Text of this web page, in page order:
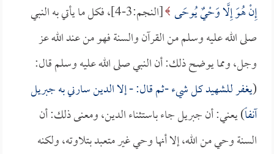
إِنْ هُوَ إِلَّا وَحْيٌ يُوحَى
[النجم:3-4]، فكل ما يأتي به النبي
صلى الله عليه وسلم من القرآن والسنة فهو من عند الله عز
وجل، ومما يوضح ذلك: أن النبي صلى الله عليه وسلم قال:
(يغفر للشهيد كل شيء -ثم قال: - إلا الدين سارني به جبريل
آنفاً) يعني: أن جبريل جاء باستثناء الدين، ومعنى ذلك: أن
السنة وحي من الله، إلا أنها وحي غير متعبد بتلاوته، ولكنه